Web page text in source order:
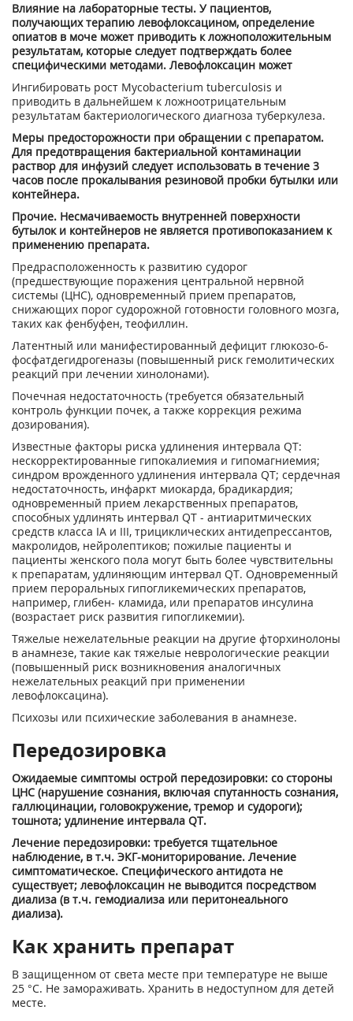
Влияние на лабораторные тесты. У пациентов,
получающих терапию левофлоксацином, определение
опиатов в моче может приводить к ложноположительным
результатам, которые следует подтверждать более
специфическими методами. Левофлоксацин может
Ингибировать рост Mycobacterium tuberculosis и
приводить в дальнейшем к ложноотрицательным
результатам бактериологического диагноза туберкулеза.
Меры предосторожности при обращении с препаратом.
Для предотвращения бактериальной контаминации
раствор для инфузий следует использовать в течение 3
часов после прокалывания резиновой пробки бутылки или
контейнера.
Прочие. Несмачиваемость внутренней поверхности
бутылок и контейнеров не является противопоказанием к
применению препарата.
Предрасположенность к развитию судорог
(предшествующие пораже­ния центральной нервной
системы (ЦНС), одновременный прием препаратов,
снижающих порог судорожной готовности головного мозга,
таких как фенбуфен, теофиллин.
Латентный или манифестированный дефицит глюкозо-6-
фосфатдегидрогеназы (повышенный риск гемолитических
реакций при лечении хинолонами).
Почечная недостаточность (требуется обязательный
контроль функции почек, а также коррекция режима
дозирования).
Известные факторы риска удлинения интервала QT:
нескорректированные гипокалиемия и гипомагниемия;
синдром врожденного удлинения интервала QT; сердечная
недостаточность, инфаркт миокарда, брадикардия;
одновременный прием лекарственных препаратов,
способных удлинять интервал QT - антиаритмических
средств класса IA и III, трициклических антидепрессантов,
макролидов, нейролептиков; пожилые пациенты и
пациенты женского пола могут быть более чувствительны
к препаратам, удлиняющим интервал QT. Одновременный
прием пероральных гипогликемических препаратов,
например, глибен- кламида, или препаратов инсулина
(возрастает риск развития гипогликемии).
Тяжелые нежелательные реакции на другие фторхинолоны
в анамнезе, такие как тяжелые неврологические реакции
(повышенный риск возникновения аналогичных
нежелательных реакций при применении
левофлоксацина).
Психозы или психические заболевания в анамнезе.
Передозировка
Ожидаемые симптомы острой передозировки: со стороны
ЦНС (нарушение сознания, включая спутанность сознания,
галлюцинации, головокружение, тремор и судороги);
тошнота; удлинение интервала QT.
Лечение передозировки: требуется тщательное
наблюдение, в т.ч. ЭКГ-мониторирование. Лечение
симптоматическое. Специфического антидота не
существует; левофлоксацин не выводится посредством
диализа (в т.ч. гемодиализа или перитонеального
диализа).
Как хранить препарат
В защищенном от света месте при температуре не выше
25 °C. Не замораживать. Хранить в недоступном для детей
месте.